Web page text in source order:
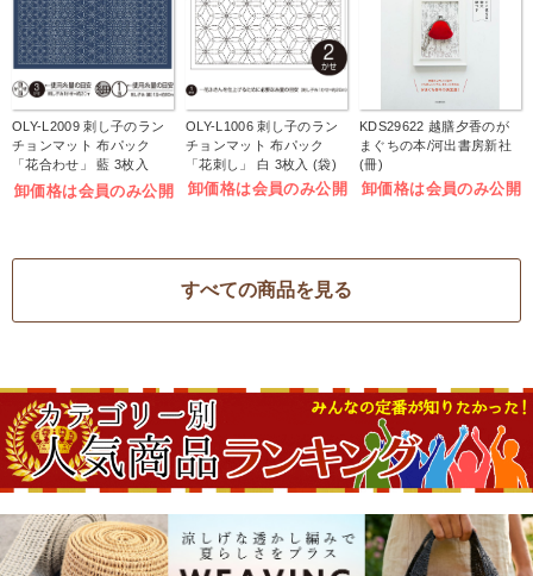
OLY-L2009 刺し子のラン
チョンマット 布パック
「花合わせ」 藍 3枚入
(袋)
卸価格は会員のみ公開
OLY-L1006 刺し子のラン
チョンマット 布パック
「花刺し」 白 3枚入 (袋)
卸価格は会員のみ公開
KDS29622 越膳夕香のが
まぐちの本/河出書房新社
(冊)
卸価格は会員のみ公開
すべての商品を見る